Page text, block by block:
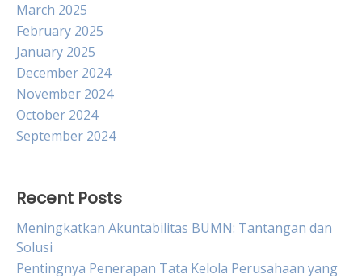
March 2025
February 2025
January 2025
December 2024
November 2024
October 2024
September 2024
Recent Posts
Meningkatkan Akuntabilitas BUMN: Tantangan dan
Solusi
Pentingnya Penerapan Tata Kelola Perusahaan yang